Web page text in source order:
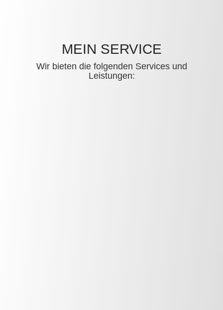
MEIN SERVICE
Wir bieten die folgenden Services und
Leistungen: